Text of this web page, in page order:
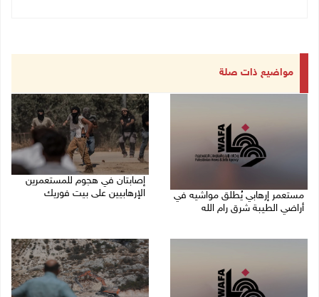
مواضيع ذات صلة
مستعمر إرهابي يُطلق مواشيه في
أراضي الطيبة شرق رام الله
إصابتان في هجوم للمستعمرين
الإرهابيين على بيت فوريك